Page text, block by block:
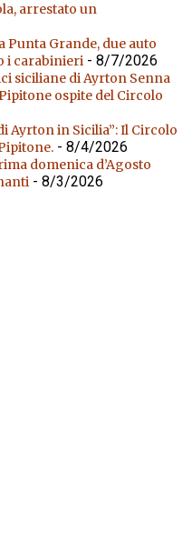
arrestato un
Punta Grande, due auto
i carabinieri - 8/7/2026
siciliane di Ayrton Senna
ospite del Circolo
Ayrton in Sicilia”: Il Circolo
- 8/4/2026
domenica d’Agosto
- 8/3/2026